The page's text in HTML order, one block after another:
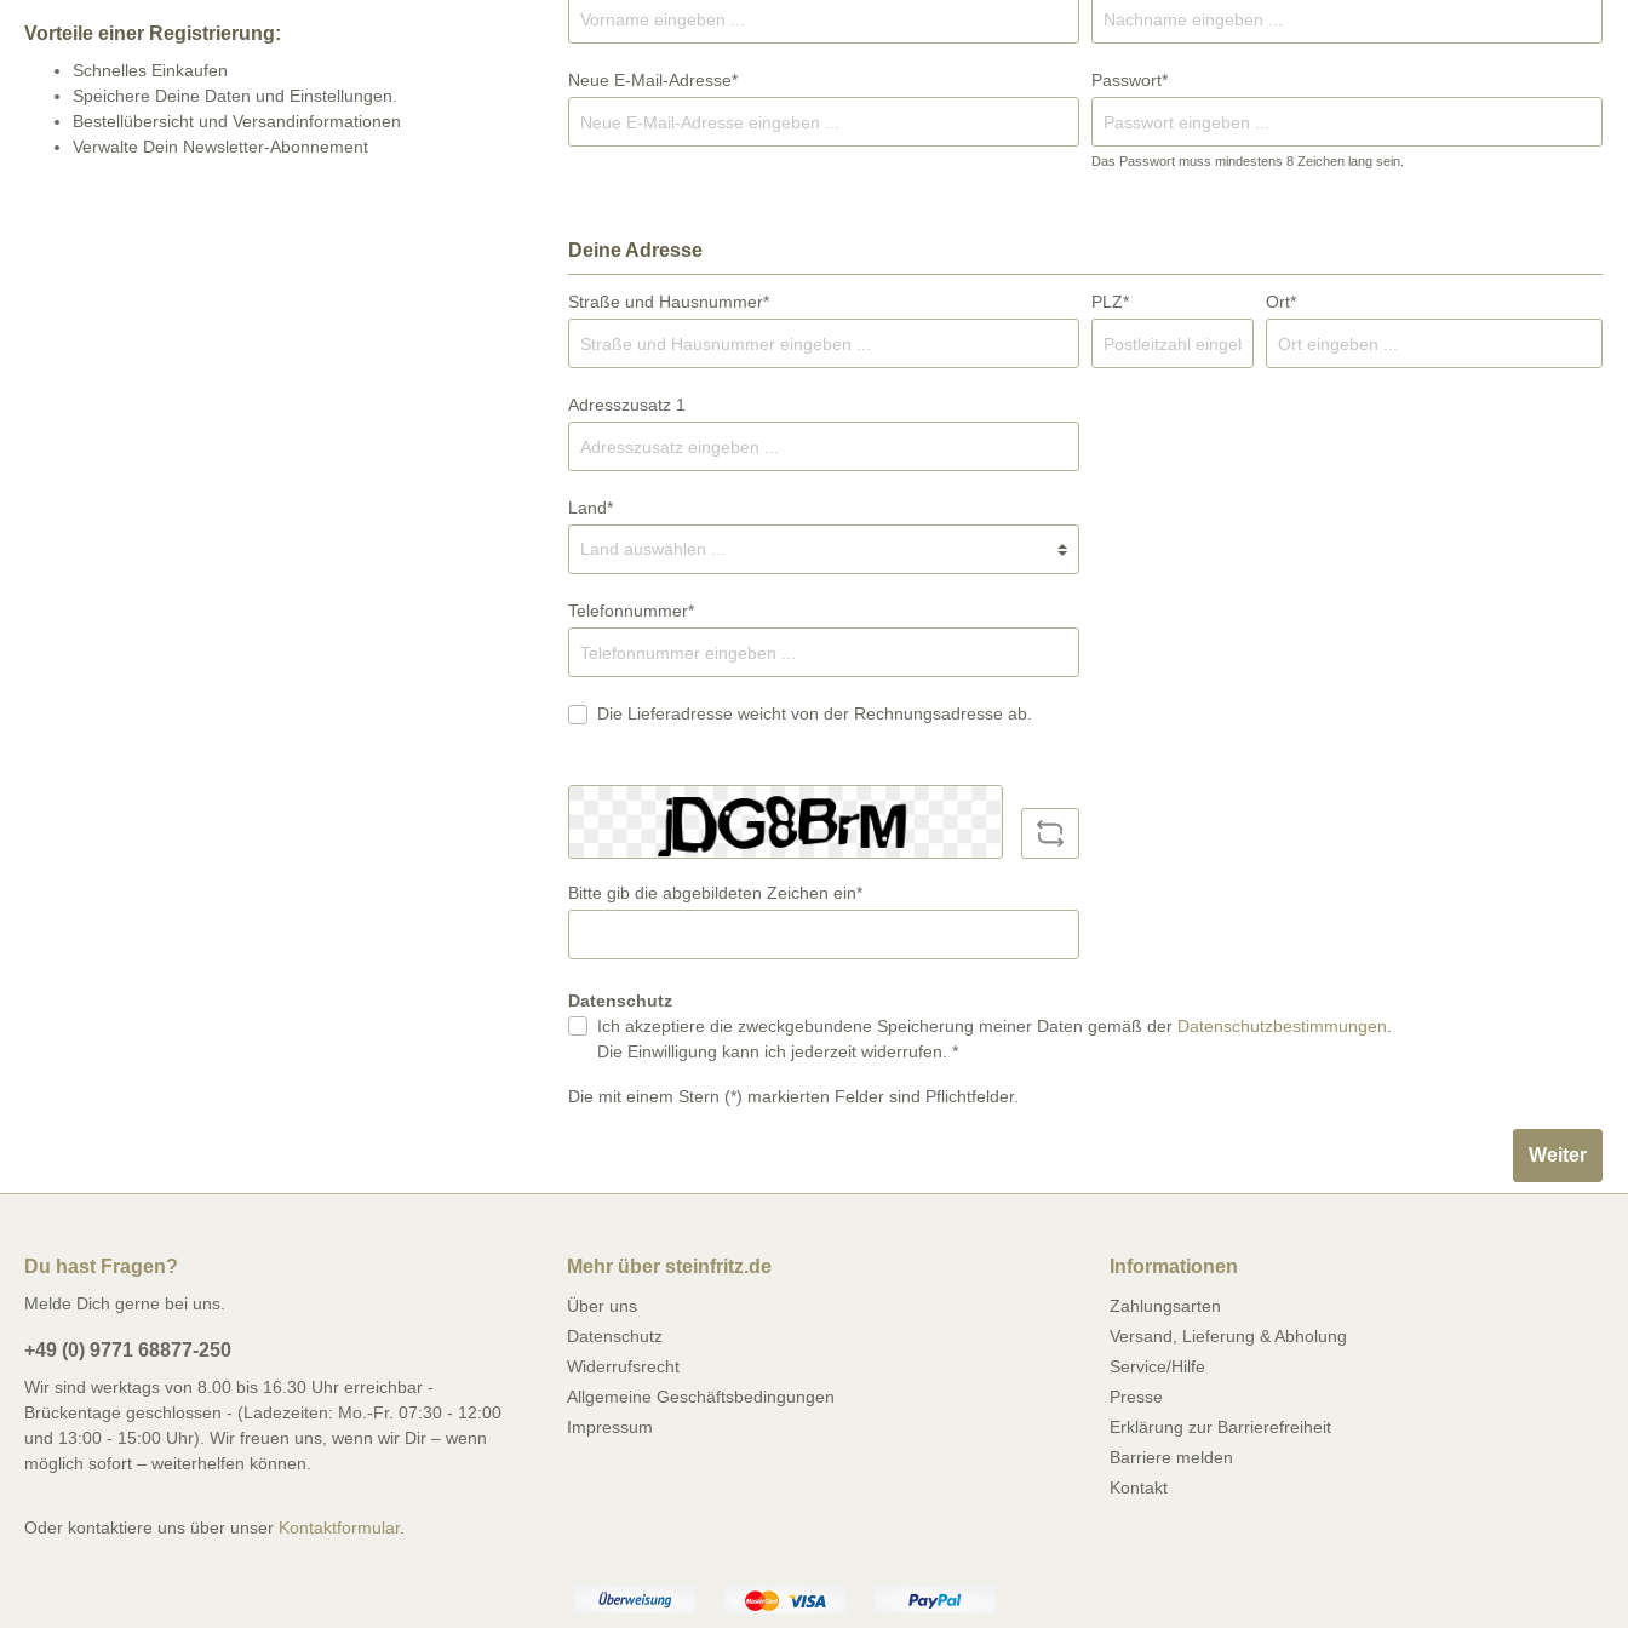
Aus Beton
Treppenstufen
Findlinge und Brunnensteine SALE
Gartenmauern und Stützwände.
Vorteile einer Registrierung:
Schnelles Einkaufen
Speichere Deine Daten und Einstellungen.
Bestellübersicht und Versandinformationen
Verwalte Dein Newsletter-Abonnement
Neue E-Mail-Adresse* Passwort*
Das Passwort muss mindestens 8 Zeichen lang sein.
Deine Adresse
Straße und Hausnummer* PLZ* Ort*
Adresszusatz 1
Land*
Telefonnummer*
Die Lieferadresse weicht von der Rechnungsadresse ab.
Bitte gib die abgebildeten Zeichen ein*
Datenschutz
Ich akzeptiere die zweckgebundene Speicherung meiner Daten gemäß der Datenschutzbestimmungen
Die Einwilligung kann ich jederzeit widerrufen. *
Die mit einem Stern (*) markierten Felder sind Pflichtfelder.
Weiter
Du hast Fragen?
Melde Dich gerne bei uns.
+49 (0) 9771 68877-250
Wir sind werktags von 8.00 bis 16.30 Uhr erreichbar -
Brückentage geschlossen - (Ladezeiten: Mo.-Fr. 07:30 - 12:00
und 13:00 - 15:00 Uhr). Wir freuen uns, wenn wir Dir – wenn
möglich sofort – weiterhelfen können.
Oder kontaktiere uns über unser Kontaktformular.
Mehr über steinfritz.de
Über uns
Datenschutz
Widerrufsrecht
Allgemeine Geschäftsbedingungen
Impressum
Informationen
Zahlungsarten
Versand, Lieferung & Abholung
Service/Hilfe
Presse
Erklärung zur Barrierefreiheit
Barriere melden
Kontakt